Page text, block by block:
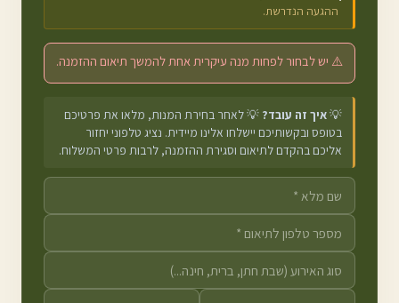
ההגעה הנדרשת.
⚠️ יש לבחור לפחות מנה עיקרית אחת להמשך תיאום ההזמנה.
💡איך זה עובד? 💡 לאחר בחירת המנות, מלאו את פרטיכם
בטופס ובקשותיכם יישלחו אלינו מיידית. נציג טלפוני יחזור
אליכם בהקדם לתיאום וסגירת ההזמנה, לרבות פרטי המשלוח.